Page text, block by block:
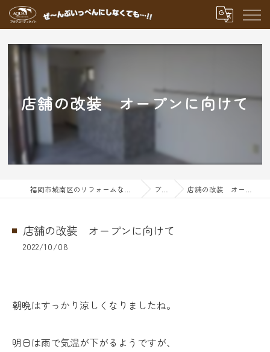
店舗の改装 オープンに向けて
ブログ 店舗の改装 オープンに向けて
店舗の改装 オープンに向けて
2022/10/08
朝晩はすっかり涼しくなりましたね。
明日は雨で気温が下がるようですが、